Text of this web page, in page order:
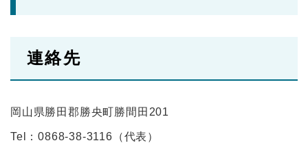
連絡先
岡山県勝田郡勝央町勝間田201
Tel：0868-38-3116 （代表 ）